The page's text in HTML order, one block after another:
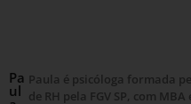
Pa
ul
Paula é psicóloga formada
de RH pela FGV SP, com